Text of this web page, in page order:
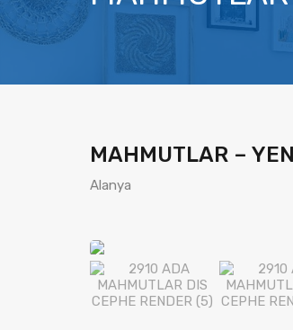
MAHMUTLAR –
Alanya